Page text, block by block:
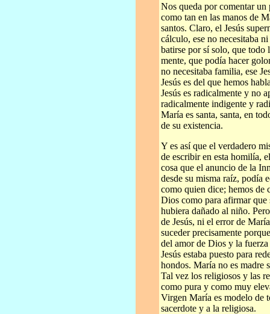
Nos queda por comentar un
como tan en las manos de
santos. Claro, el Jesús
cálculo, ese no necesitaba
batirse por sí solo, que todo
mente, que podía hacer
no necesitaba familia, ese
Jesús es del que hemos
Jesús es radicalmente y no
radicalmente indigente y
María es santa, santa, en
de su existencia.
Y es así que el verdadero
de escribir en esta homilía,
cosa que el anuncio de la
desde su misma raíz, podía
como quien dice; hemos de
Dios como para afirmar que
hubiera dañado al niño.
de Jesús, ni el error de
suceder precisamente
del amor de Dios y la fuerza
Jesús estaba puesto para
hondos. María no es madre
Tal vez los religiosos y las
como pura y como muy
Virgen María es modelo de
sacerdote y a la religiosa.